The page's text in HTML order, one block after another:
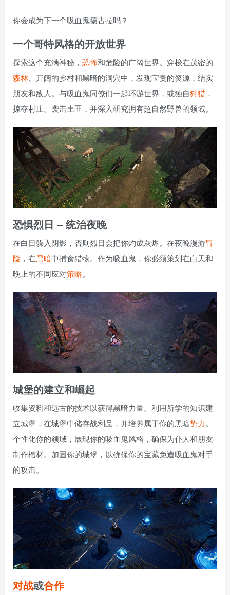
你会成为下一个吸血鬼德古拉吗？
一个哥特风格的开放世界
探索这个充满神秘， 恐怖和危险的广阔世界。穿梭在茂密的
森林 、开阔的乡村和黑暗的洞穴中，发现宝贵的资源，结实
朋友和敌人。与吸血鬼同僚们一起环游世界，或独自狩猎 ，
掠夺村庄、袭击土匪，并深入研究拥有超自然野兽的领域。
恐惧烈日 – 统治夜晚
在白日躲入阴影，否则烈日会把你灼成灰烬。在夜晚漫游冒
险 ，在黑暗中捕食猎物。作为吸血鬼，你必须策划在白天和
晚上的不同应对策略。
城堡的建立和崛起
收集资料和远古的技术以获得黑暗力量。利用所学的知识建
立城堡，在城堡中储存战利品，并培养属于你的黑暗势力。
个性化你的领域，展现你的吸血鬼风格，确保为仆人和朋友
制作棺材。加固你的城堡，以确保你的宝藏免遭吸血鬼对手
的攻击。
对战或合作